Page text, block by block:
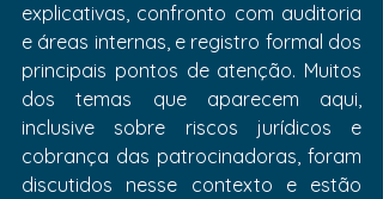
explicativas, confronto com auditoria
e áreas internas, e registro formal dos
principais pontos de atenção. Muitos
dos temas que aparecem aqui,
inclusive sobre riscos jurídicos e
cobrança das patrocinadoras, foram
discutidos nesse contexto e estão